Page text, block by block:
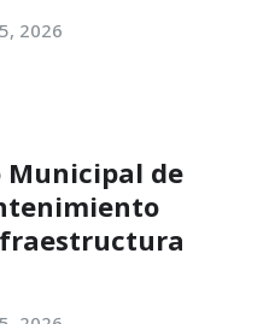
2026
Municipal de